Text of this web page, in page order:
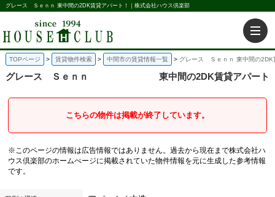
グレース Ｓｅｎｎ 東中間の2DK賃貸アパート！｜株式会社ハウス倶楽部
TOPページ 賃貸物件検索 中間市の賃貸情報一覧 グレース Ｓｅｎｎ 東中間の2DK
グレース Ｓｅｎｎ 東中間の2DK賃貸アパート
こちらの物件は掲載が終了しています。
※このページの情報は広告情報ではありません。過去から現在まで株式会社ハ
ウス倶楽部のホームぺージに掲載されていた物件情報を元に生成した参考情報
です。